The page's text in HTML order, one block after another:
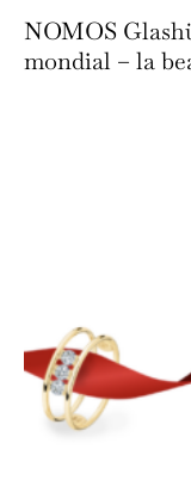
NOMOS
mondial – la